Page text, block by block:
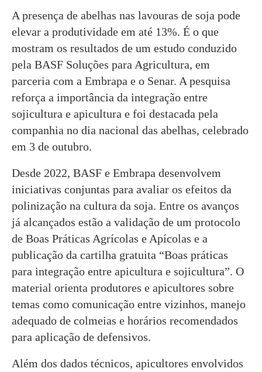
A presença de abelhas nas lavouras de soja pode
elevar a produtividade em até 13%. É o que
mostram os resultados de um estudo conduzido
pela BASF Soluções para Agricultura, em
parceria com a Embrapa e o Senar. A pesquisa
reforça a importância da integração entre
sojicultura e apicultura e foi destacada pela
companhia no dia nacional das abelhas, celebrado
em 3 de outubro.
Desde 2022, BASF e Embrapa desenvolvem
iniciativas conjuntas para avaliar os efeitos da
polinização na cultura da soja. Entre os avanços
já alcançados estão a validação de um protocolo
de Boas Práticas Agrícolas e Apícolas e a
publicação da cartilha gratuita “Boas práticas
para integração entre apicultura e sojicultura”. O
material orienta produtores e apicultores sobre
temas como comunicação entre vizinhos, manejo
adequado de colmeias e horários recomendados
para aplicação de defensivos.
Além dos dados técnicos, apicultores envolvidos